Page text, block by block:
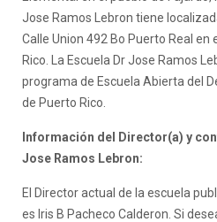
Jose Ramos Lebron tiene
Calle Union 492 Bo Puerto Real en
Rico. La Escuela Dr Jose Ramos
programa de Escuela Abierta del
de Puerto Rico.
Información del Director(a) y
Jose Ramos Lebron:
El Director actual de la escuela
es Iris B Pacheco Calderon. Si